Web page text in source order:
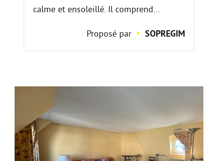
calme et ensoleillé. Il comprend...
Proposé par SOPREGIM